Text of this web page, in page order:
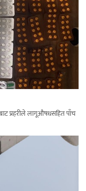
प्रहरीले लागूऔषधसहित पाँच